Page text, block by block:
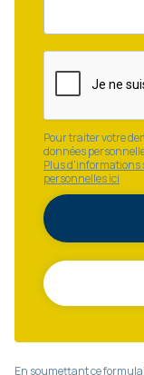
Pour traiter votre
données
Plus d'informations
personnelles ici
En soumettant ce